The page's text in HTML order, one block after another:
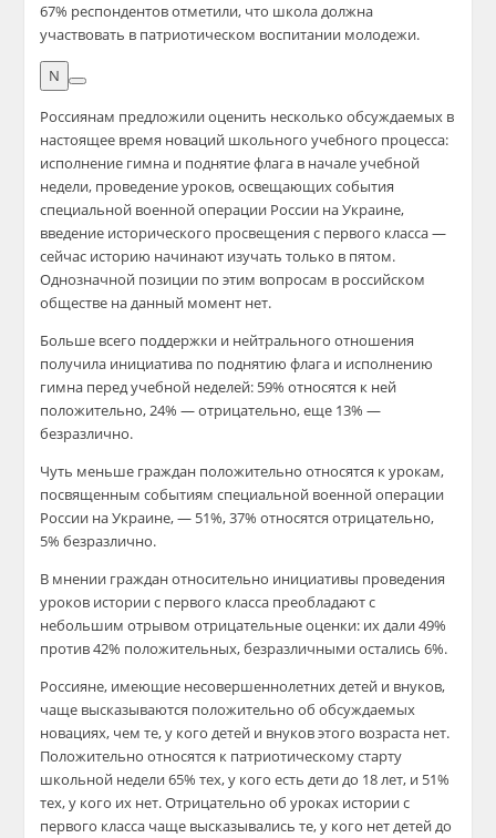
67% респондентов отметили, что школа должна
участвовать в патриотическом воспитании молодежи.
N
Россиянам предложили оценить несколько обсуждаемых в
настоящее время новаций школьного учебного процесса:
исполнение гимна и поднятие флага в начале учебной
недели, проведение уроков, освещающих события
специальной военной операции России на Украине,
введение исторического просвещения с первого класса —
сейчас историю начинают изучать только в пятом.
Однозначной позиции по этим вопросам в российском
обществе на данный момент нет.
Больше всего поддержки и нейтрального отношения
получила инициатива по поднятию флага и исполнению
гимна перед учебной неделей: 59% относятся к ней
положительно, 24% — отрицательно, еще 13% —
безразлично.
Чуть меньше граждан положительно относятся к урокам,
посвященным событиям специальной военной операции
России на Украине, — 51%, 37% относятся отрицательно,
5% безразлично.
В мнении граждан относительно инициативы проведения
уроков истории с первого класса преобладают с
небольшим отрывом отрицательные оценки: их дали 49%
против 42% положительных, безразличными остались 6%.
Россияне, имеющие несовершеннолетних детей и внуков,
чаще высказываются положительно об обсуждаемых
новациях, чем те, у кого детей и внуков этого возраста нет.
Положительно относятся к патриотическому старту
школьной недели 65% тех, у кого есть дети до 18 лет, и 51%
тех, у кого их нет. Отрицательно об уроках истории с
первого класса чаще высказывались те, у кого нет детей до